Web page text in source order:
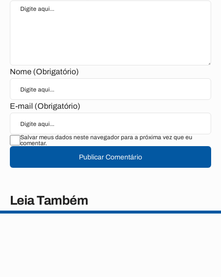
Nome (Obrigatório)
E-mail (Obrigatório)
Salvar meus dados neste navegador para a próxima vez que eu
comentar.
Publicar Comentário
Leia Também